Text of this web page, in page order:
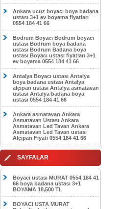
Ankara ucuz boyacı boya badana
ustası 3+1 ev boyama fiyatları
0554 184 41 66
Bodrum Boyacı Bodrum boyacı
ustası Bodrum boya badana
ustası Bodrum Badana boya
ustası Boyacı ustası fiyatları 3+1
ev boyama 0554 184 41 66
Antalya Boyacı ustası Antalya
boya badana ustası Antalya
alçıpan ustası Antalya asmatavan
ustası Antalya badana boya
ustası 0554 184 41 66
Ankara asmatavan Ankara
Asmatavan Ustası Ankara
Asmatavan Led Tavan Ankara
Asmatavan Led Tavan ustası
Alçıpan Fiyatı 0554 184 41 66
SAYFALAR
Boyacı ustası MURAT 0554 184 41
66 boya badana ustası 3+1
BOYAMA 18,500 TL
BOYACI USTA MURAT